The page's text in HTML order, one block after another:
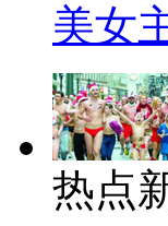
美女
热点